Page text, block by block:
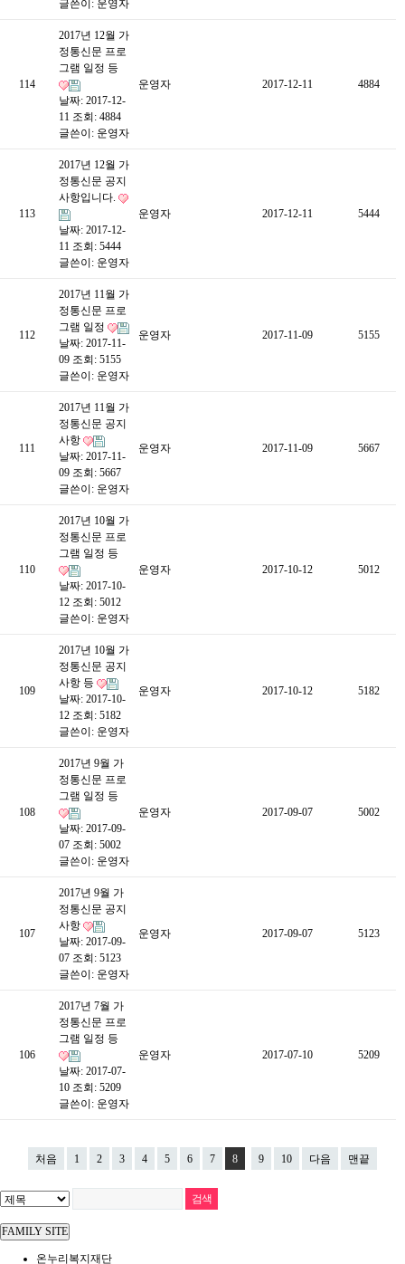
글쓴이: 운영자
114
2017년 12월 가
정통신문 프로
그램 일정 등
날짜: 2017-12-
11 조회: 4884
글쓴이: 운영자
운영자 2017-12-11 4884
113
2017년 12월 가
정통신문 공지
사항입니다.
날짜: 2017-12-
11 조회: 5444
글쓴이: 운영자
운영자 2017-12-11 5444
112
2017년 11월 가
정통신문 프로
그램 일정
날짜: 2017-11-
09 조회: 5155
글쓴이: 운영자
운영자 2017-11-09 5155
111
2017년 11월 가
정통신문 공지
사항
날짜: 2017-11-
09 조회: 5667
글쓴이: 운영자
운영자 2017-11-09 5667
110
2017년 10월 가
정통신문 프로
그램 일정 등
날짜: 2017-10-
12 조회: 5012
글쓴이: 운영자
운영자 2017-10-12 5012
109
2017년 10월 가
정통신문 공지
사항 등
날짜: 2017-10-
12 조회: 5182
글쓴이: 운영자
운영자 2017-10-12 5182
108
2017년 9월 가
정통신문 프로
그램 일정 등
날짜: 2017-09-
07 조회: 5002
글쓴이: 운영자
운영자 2017-09-07 5002
107
2017년 9월 가
정통신문 공지
사항
날짜: 2017-09-
07 조회: 5123
글쓴이: 운영자
운영자 2017-09-07 5123
106
2017년 7월 가
정통신문 프로
그램 일정 등
날짜: 2017-07-
10 조회: 5209
글쓴이: 운영자
운영자 2017-07-10 5209
처음 1 2 3 4 5 6 7 8 9 10 다음 맨끝
FAMILY SITE
온누리복지재단